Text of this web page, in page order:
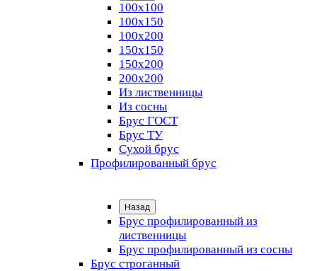
100х100
100х150
100х200
150х150
150х200
200х200
Из лиственницы
Из сосны
Брус ГОСТ
Брус ТУ
Сухой брус
Профилированный брус
Назад
Брус профилированный из
лиственницы
Брус профилированный из сосны
Брус строганный